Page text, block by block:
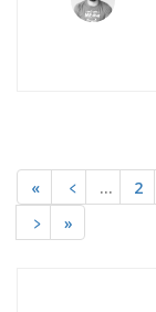
« ﹤ … 2
﹥
»